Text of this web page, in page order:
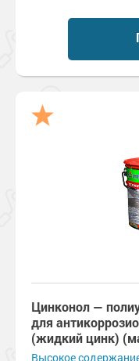
Цинконол —
для
(жидкий цинк)
Высокое